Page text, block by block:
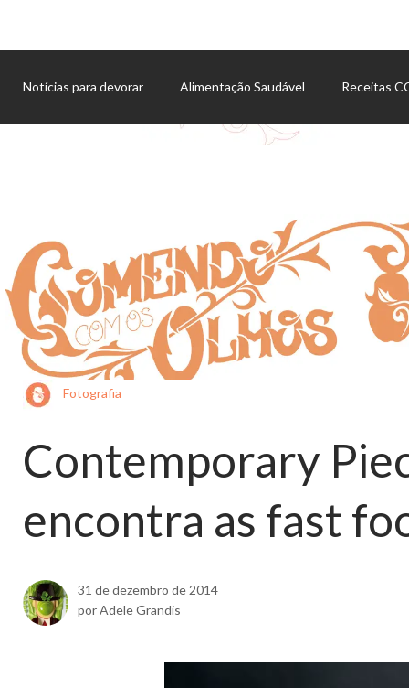
Notícias para devorar Alimentação Saudável Receitas
Fotografia
Contemporary
encontra as fast
31 de dezembro de 2014
por Adele Grandis